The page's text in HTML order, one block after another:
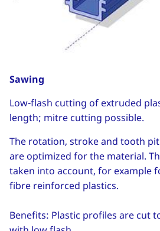
Sawing
Low-flash cutting of extruded
length; mitre cutting possible.
The rotation, stroke and tooth
are optimized for the material.
taken into account, for example
fibre reinforced plastics.
Benefits: Plastic profiles are cut